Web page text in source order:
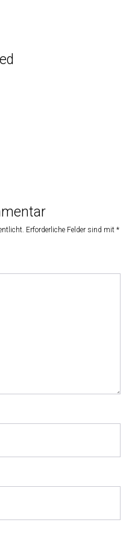
Erforderliche Felder sind mit *